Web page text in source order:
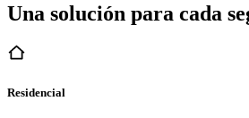
Una solución para cada
Residencial